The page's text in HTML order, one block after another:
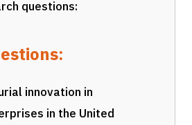
questions:
innovation in
in the United